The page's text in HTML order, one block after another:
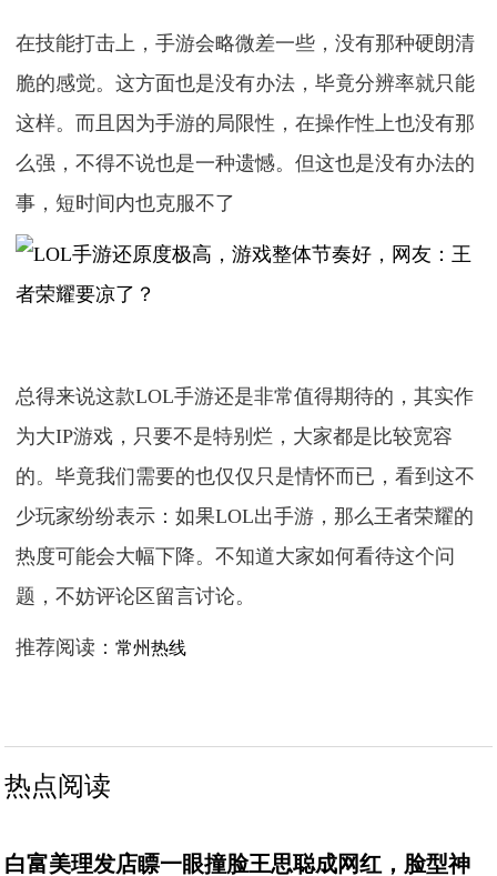
在技能打击上，手游会略微差一些，没有那种硬朗清
脆的感觉。这方面也是没有办法，毕竟分辨率就只能
这样。而且因为手游的局限性，在操作性上也没有那
么强，不得不说也是一种遗憾。但这也是没有办法的
事，短时间内也克服不了
总得来说这款LOL手游还是非常值得期待的，其实作
为大IP游戏，只要不是特别烂，大家都是比较宽容
的。毕竟我们需要的也仅仅只是情怀而已，看到这不
少玩家纷纷表示：如果LOL出手游，那么王者荣耀的
热度可能会大幅下降。不知道大家如何看待这个问
题，不妨评论区留言讨论。
推荐阅读：常州热线
热点阅读
白富美理发店瞟一眼撞脸王思聪成网红，脸型神